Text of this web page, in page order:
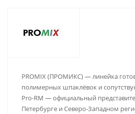
PROMIX (ПРОМИКС) — линейка
полимерных шпаклёвок и
Pro-RM — официальный
Петербурге и Северо-Западном